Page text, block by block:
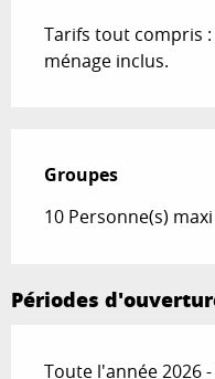
Tarifs tout compris
ménage inclus.
Groupes
Groupes
10 Personne(s) maxi
Périodes
Toute l'année 2026